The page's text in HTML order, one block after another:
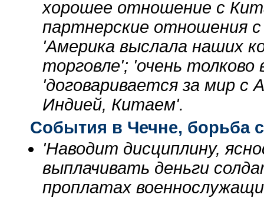
хорошее отношение с
партнерские отношения
'Америка выслала наших
торговле'; 'очень толково
'договаривается за мир
Индией, Китаем'.
События в Чечне, борьба
'Наводит дисциплину,
выплачивать деньги
проплатах